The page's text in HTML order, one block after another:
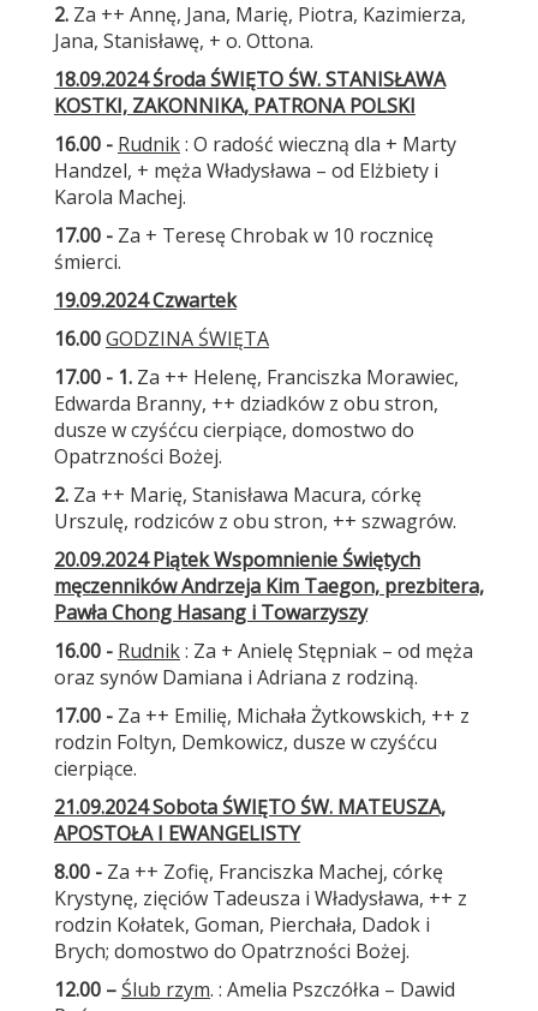
2. Za ++ Annę, Jana, Marię, Piotra, Kazimierza,
Jana, Stanisławę, + o. Ottona.
18.09.2024 Środa ŚWIĘTO ŚW. STANISŁAWA
KOSTKI, ZAKONNIKA, PATRONA POLSKI
16.00 - Rudnik: O radość wieczną dla + Marty
Handzel, + męża Władysława – od Elżbiety i
Karola Machej.
17.00 - Za + Teresę Chrobak w 10 rocznicę
śmierci.
19.09.2024 Czwartek
16.00GODZINA ŚWIĘTA
17.00 - 1. Za ++ Helenę, Franciszka Morawiec,
Edwarda Branny, ++ dziadków z obu stron,
dusze w czyśćcu cierpiące, domostwo do
Opatrzności Bożej.
2. Za ++ Marię, Stanisława Macura, córkę
Urszulę, rodziców z obu stron, ++ szwagrów.
20.09.2024 Piątek Wspomnienie Świętych
męczenników Andrzeja Kim Taegon, prezbitera,
Pawła Chong Hasang i Towarzyszy
16.00 - Rudnik: Za + Anielę Stępniak – od męża
oraz synów Damiana i Adriana z rodziną.
17.00 - Za ++ Emilię, Michała Żytkowskich, ++ z
rodzin Foltyn, Demkowicz, dusze w czyśćcu
cierpiące.
21.09.2024 Sobota ŚWIĘTO ŚW. MATEUSZA,
APOSTOŁA I EWANGELISTY
8.00 - Za ++ Zofię, Franciszka Machej, córkę
Krystynę, zięciów Tadeusza i Władysława, ++ z
rodzin Kołatek, Goman, Pierchała, Dadok i
Brych; domostwo do Opatrzności Bożej.
12.00 – Ślub rzym. : Amelia Pszczółka – Dawid